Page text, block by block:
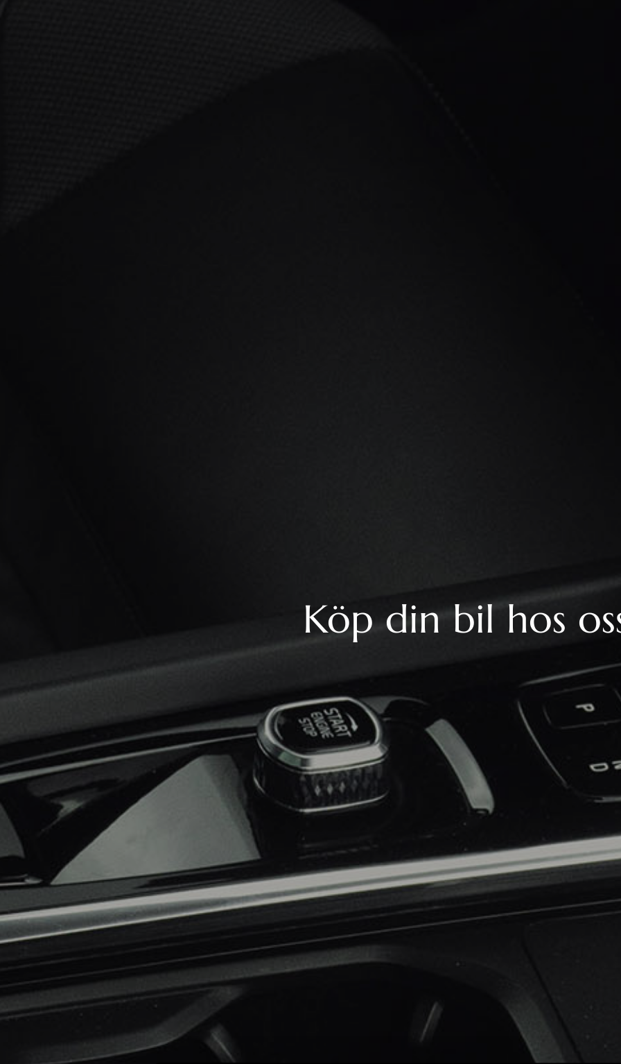
Köp din bil hos